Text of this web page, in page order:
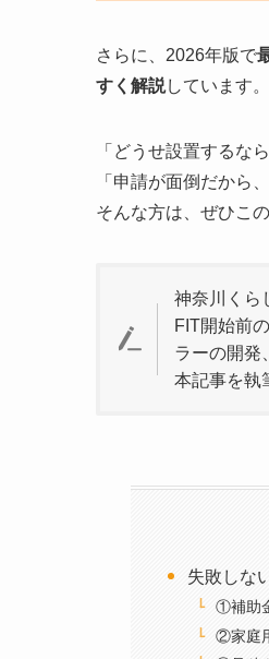
さらに、2026年版で
すく解説しています。
「どうせ設置するな
「申請が面倒だから
そんな方は、ぜひこ
神奈川くら
FIT開始前
ラーの開発
本記事を執
失敗しな
①補助
②家庭